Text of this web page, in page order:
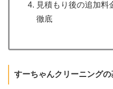
見積もり後の追加料
徹底
すーちゃんクリーニングの